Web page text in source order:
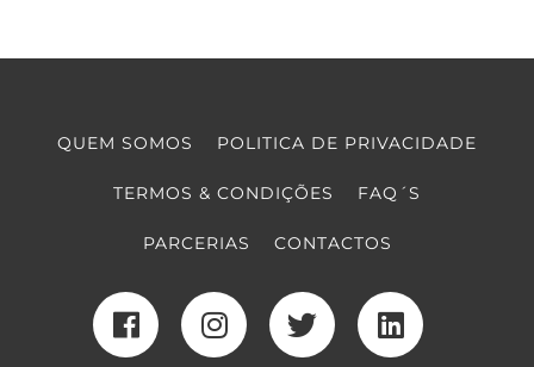
QUEM SOMOS POLITICA DE PRIVACIDADE
TERMOS & CONDIÇÕES FAQ´S
PARCERIAS CONTACTOS